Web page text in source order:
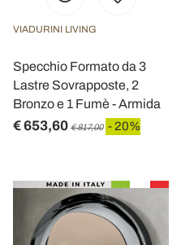
VIADURINI LIVING
Specchio Formato da 3
Lastre Sovrapposte, 2
Bronzo e 1 Fumè - Armida
€ 653,60 € 817,00 - 20%